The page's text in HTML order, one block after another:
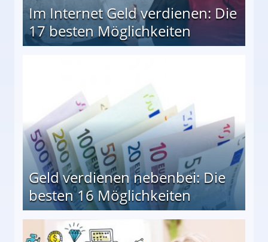
Im Internet Geld verdienen: Die
17 besten Möglichkeiten
Geld verdienen nebenbei: Die
besten 16 Möglichkeiten